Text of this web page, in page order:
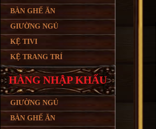
BÀN GHẾ ĂN
GIƯỜNG NGỦ
KỆ TIVI
KỆ TRANG TRÍ
HÀNG NHẬP KHẨU
GIƯỜNG NGỦ
BÀN GHẾ ĂN